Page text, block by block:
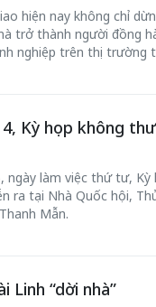
hiện nay không chỉ
trở thành người đồng
nghiệp trên thị trường
Kỳ họp không
ngày làm việc thứ tư,
ra tại Nhà Quốc hội,
Mẫn.
Linh “dời nhà”